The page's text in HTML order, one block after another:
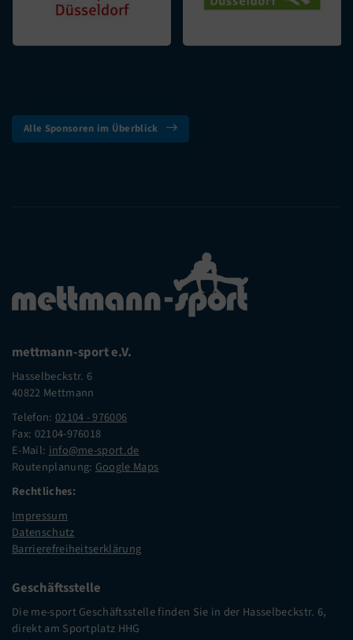
Alle Sponsoren im Überblick
mettmann-sport e.V.
Hasselbeckstr. 6
40822 Mettmann
Telefon: 02104 - 976006
Fax: 02104-976018
E-Mail: info@me-sport.de
Routenplanung: Google Maps
Rechtliches:
Impressum
Datenschutz
Barrierefreiheitserklärung
Geschäftsstelle
Die me-sport Geschäftsstelle finden Sie in der Hasselbeckstr. 6,
direkt am Sportplatz HHG